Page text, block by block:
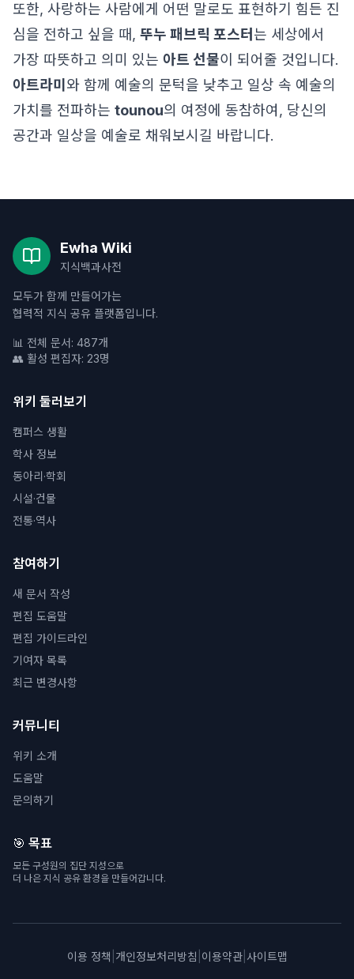
또한, 사랑하는 사람에게 어떤 말로도 표현하기 힘든 진
심을 전하고 싶을 때, 뚜누 패브릭 포스터 는 세상에서
가장 따뜻하고 의미 있는 아트 선물이 되어줄 것입니다.
아트라미 와 함께 예술의 문턱을 낮추고 일상 속 예술의
가치를 전파하는 tounou의 여정에 동참하여, 당신의
공간과 일상을 예술로 채워보시길 바랍니다.
Ewha Wiki
지식백과사전
모두가 함께 만들어가는
협력적 지식 공유 플랫폼입니다.
📊 전체 문서: 487개
👥 활성 편집자: 23명
위키 둘러보기
캠퍼스 생활
학사 정보
동아리·학회
시설·건물
전통·역사
참여하기
새 문서 작성
편집 도움말
편집 가이드라인
기여자 목록
최근 변경사항
커뮤니티
위키 소개
도움말
문의하기
🎯 목표
모든 구성원의 집단 지성으로
더 나은 지식 공유 환경을 만들어갑니다.
이용 정책 개인정보처리방침 이용약관| 사이트맵